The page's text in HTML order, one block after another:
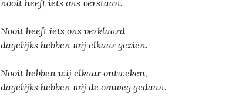
nooit heeft iets ons verstaan.
Nooit heeft iets ons verklaard
dagelijks hebben wij elkaar gezien.
Nooit hebben wij elkaar ontweken,
dagelijks hebben wij de omweg gedaan.